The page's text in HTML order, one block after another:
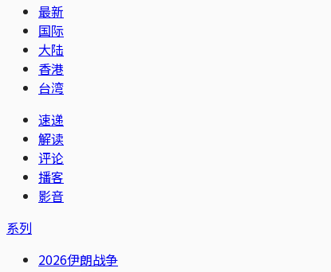
最新
国际
大陆
香港
台湾
速递
解读
评论
播客
影音
系列
2026伊朗战争